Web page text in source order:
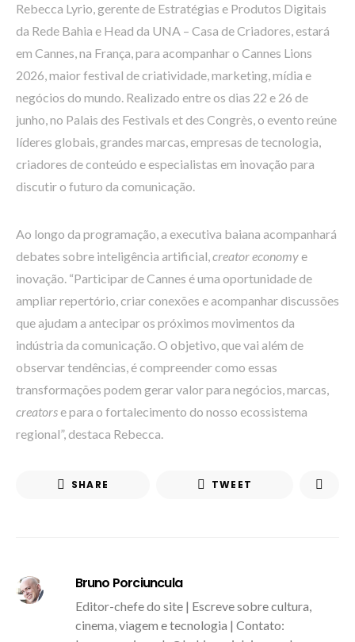
Rebecca Lyrio, gerente de Estratégias e Produtos Digitais
da Rede Bahia e Head da UNA – Casa de Criadores, estará
em Cannes, na França, para acompanhar o Cannes Lions
2026, maior festival de criatividade, marketing, mídia e
negócios do mundo. Realizado entre os dias 22 e 26 de
junho, no Palais des Festivals et des Congrès, o evento reúne
líderes globais, grandes marcas, empresas de tecnologia,
criadores de conteúdo e especialistas em inovação para
discutir o futuro da comunicação.
Ao longo da programação, a executiva baiana acompanhará
debates sobre inteligência artificial,creator economye
inovação. “Participar de Cannes é uma oportunidade de
ampliar repertório, criar conexões e acompanhar discussões
que ajudam a antecipar os próximos movimentos da
indústria da comunicação. O objetivo, que vai além de
observar tendências, é compreender como essas
transformações podem gerar valor para negócios, marcas,
creatorse para o fortalecimento do nosso ecossistema
regional”, destaca Rebecca.
SHARE TWEET
Bruno Porciuncula
Editor-chefe do site | Escreve sobre cultura,
cinema, viagem e tecnologia | Contato: